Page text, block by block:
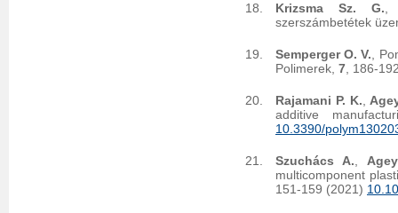
Krizsma Sz. G.
szerszámbetétek
Semperger O. V. ,
Polimerek, 7 , 186-
Rajamani P. K.
additive
10.3390/
Szuchács A.
multicomponent
151-159 (2021)